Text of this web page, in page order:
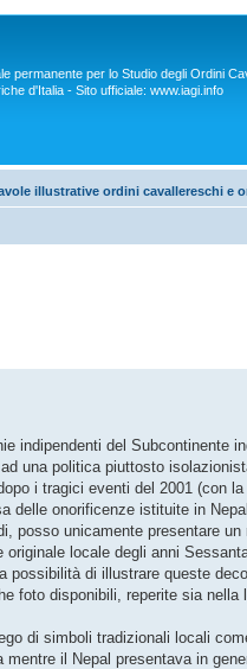
permanente per lo Studio degli Ordini
d'Italia - Sito ufficiale: www.iagi.info
illustrative ordini cavallereschi e
indipendenti del Subcontinente
una politica piuttosto
i tragici eventi del 2001 (con
delle onorificenze istituite in
posso unicamente presentare
locale degli anni
di illustrare queste
foto disponibili, reperite sia
di simboli tradizionali locali
il Nepal presentava in